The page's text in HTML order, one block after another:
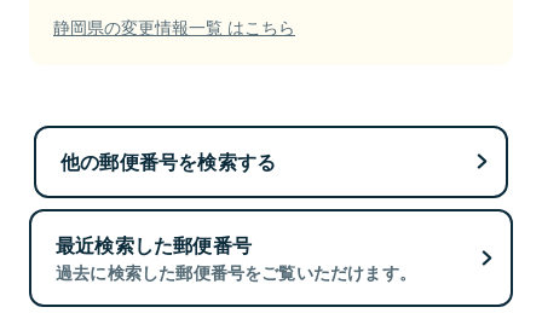
静岡県の変更情報一覧 はこちら
他の郵便番号を検索する
最近検索した郵便番号
過去に検索した郵便番号をご覧いただけます。